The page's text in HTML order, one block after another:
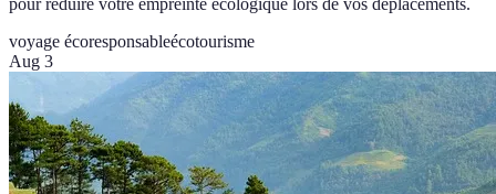
voyage écoresponsableécotourisme
Aug 3